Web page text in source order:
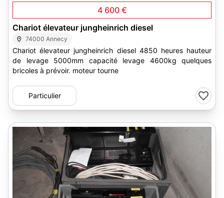
4 600 €
Chariot élevateur jungheinrich diesel
74000 Annecy
Chariot élevateur jungheinrich diesel 4850 heures hauteur
de levage 5000mm capacité levage 4600kg quelques
bricoles à prévoir. moteur tourne
Particulier